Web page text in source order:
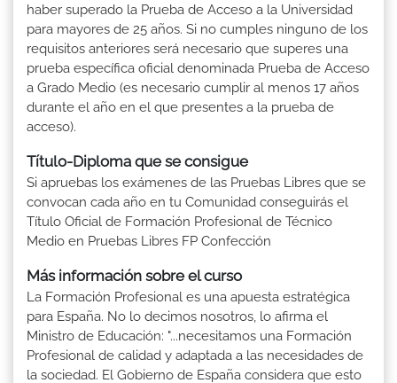
haber superado la Prueba de Acceso a la Universidad
para mayores de 25 años. Si no cumples ninguno de los
requisitos anteriores será necesario que superes una
prueba específica oficial denominada Prueba de Acceso
a Grado Medio (es necesario cumplir al menos 17 años
durante el año en el que presentes a la prueba de
acceso).
Título-Diploma que se consigue
Si apruebas los exámenes de las Pruebas Libres que se
convocan cada año en tu Comunidad conseguirás el
Título Oficial de Formación Profesional de Técnico
Medio en Pruebas Libres FP Confección
Más información sobre el curso
La Formación Profesional es una apuesta estratégica
para España. No lo decimos nosotros, lo afirma el
Ministro de Educación: "...necesitamos una Formación
Profesional de calidad y adaptada a las necesidades de
la sociedad. El Gobierno de España considera que esto